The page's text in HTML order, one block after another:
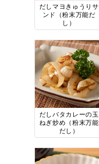
だしマヨきゅうりサ
ンド（粉末万能だ
し）
だしバタカレーの玉
ねぎ炒め（粉末万能
だし）